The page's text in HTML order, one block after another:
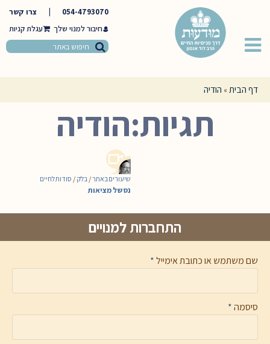
054-4793070
צרו קשר
חיבור למנוי שלך
דף הבית» הודיה
תגיות:הודיה
שיעורים באתר/ בלק / סודות לחיים
נס של מציאות
התחברות למנויים
שם משתמש או כתובת אימייל*
סיסמה*